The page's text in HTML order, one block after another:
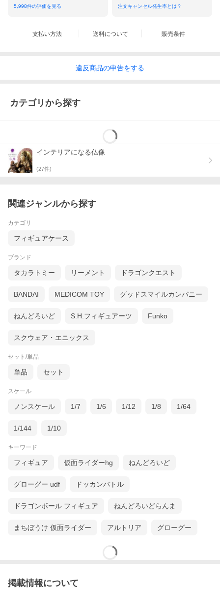
5,998件の評価を見る 注文キャンセル発生率とは？
支払い方法 送料について 販売条件
違反商品の申告をする
カテゴリから探す
インテリアになる仏像
(27件)
関連ジャンルから探す
カテゴリ
フィギュアケース
ブランド
タカラトミー リーメント ドラゴンクエスト
BANDAI MEDICOM TOY グッドスマイルカンパニー
ねんどろいど S.H.フィギュアーツ Funko
スクウェア・エニックス
セット/単品
単品 セット
スケール
ノンスケール 1/7 1/6 1/12 1/8 1/64
1/144 1/10
キーワード
フィギュア 仮面ライダーhg ねんどろいど
グローグー udf ドッカンバトル
ドラゴンボール フィギュア ねんどろいどらんま
まちぼうけ 仮面ライダー アルトリア グローグー
掲載情報について